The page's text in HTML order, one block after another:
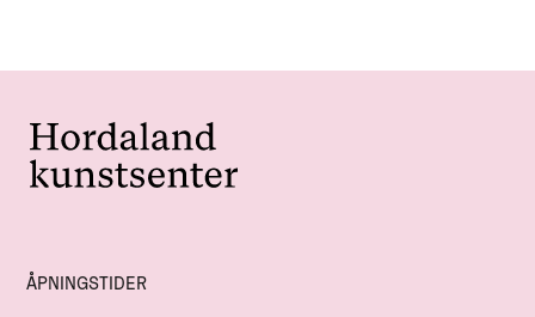
ÅPNINGSTIDER